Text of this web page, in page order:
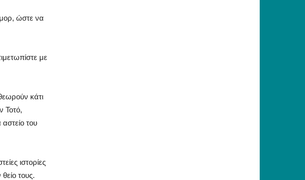
ώστε να
με
κάτι
Τοτό,
του
ιστορίες
τους.